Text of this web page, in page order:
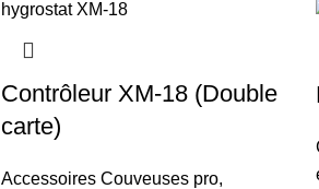
Contrôleur XM-18 (Double
carte)
Accessoires Couveuses pro,